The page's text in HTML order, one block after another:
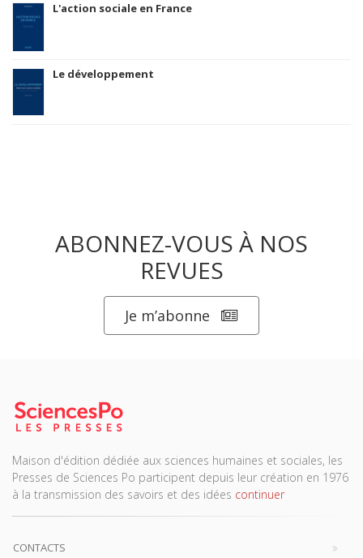
L'action sociale en France
Le développement
ABONNEZ-VOUS À NOS
REVUES
Je m’abonne
Maison d'édition dédiée aux sciences humaines et sociales, les
Presses de Sciences Po participent depuis leur création en 1976
à la transmission des savoirs et des idées continuer
CONTACTS